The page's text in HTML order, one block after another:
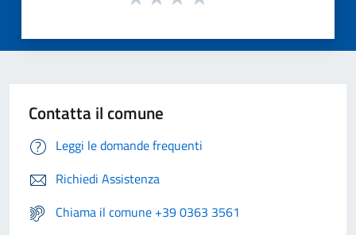
Contatta il comune
Leggi le domande frequenti
Richiedi Assistenza
Chiama il comune +39 0363 3561